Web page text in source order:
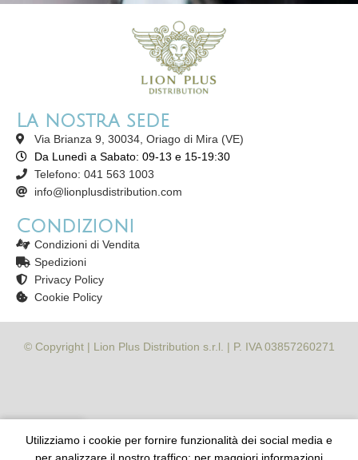
La nostra sede
Via Brianza 9, 30034, Oriago di Mira (VE)
Da Lunedì a Sabato: 09-13 e 15-19:30
Telefono: 041 563 1003
info@lionplusdistribution.com
Condizioni
Condizioni di Vendita
Spedizioni
Privacy Policy
Cookie Policy
© Copyright | Lion Plus Distribution s.r.l. | P. IVA 03857260271
Utilizziamo i cookie per fornire funzionalità dei social media e